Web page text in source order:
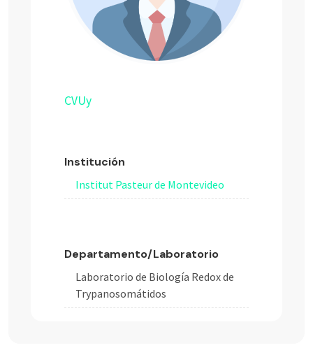
CVUy
Institución
Institut Pasteur de Montevideo
Departamento/Laboratorio
Laboratorio de Biología Redox de
Trypanosomátidos